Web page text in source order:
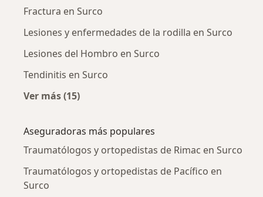
Fractura en Surco
Lesiones y enfermedades de la rodilla en Surco
Lesiones del Hombro en Surco
Tendinitis en Surco
Ver más (15)
Aseguradoras más populares
Traumatólogos y ortopedistas de Rimac en Surco
Traumatólogos y ortopedistas de Pacífico en
Surco